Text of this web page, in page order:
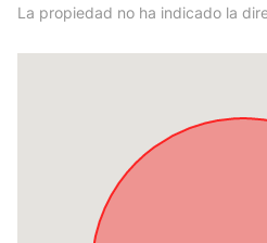
La propiedad no ha indicado la